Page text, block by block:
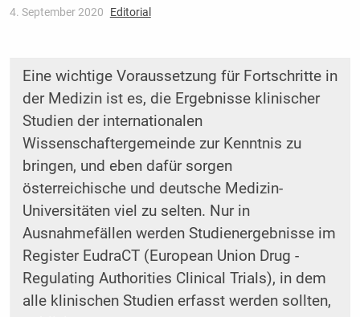
4. September 2020 Editorial
Eine wichtige Voraussetzung für Fortschritte in
der Medizin ist es, die Ergebnisse klinischer
Studien der internationalen
Wissenschaftergemeinde zur Kenntnis zu
bringen, und eben dafür sorgen
österreichische und deutsche Medizin-
Universitäten viel zu selten. Nur in
Ausnahmefällen werden Studienergebnisse im
Register EudraCT (European Union Drug ­
Regulating Authorities Clinical Trials), in dem
alle klinischen Studien erfasst werden sollten,